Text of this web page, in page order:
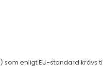
) som enligt EU-standard krävs